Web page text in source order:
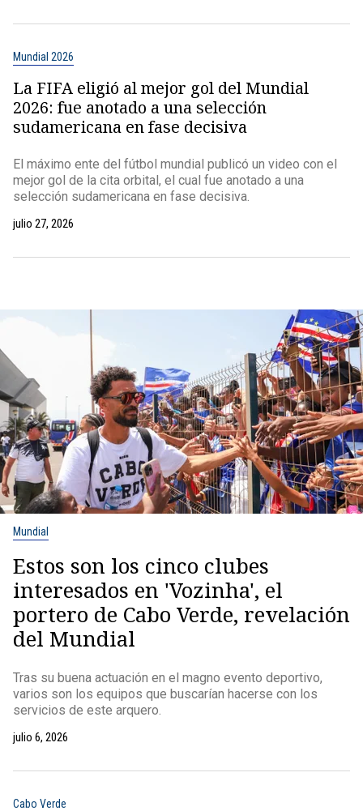
Mundial 2026
La FIFA eligió al mejor gol del Mundial
2026: fue anotado a una selección
sudamericana en fase decisiva
El máximo ente del fútbol mundial publicó un video con el
mejor gol de la cita orbital, el cual fue anotado a una
selección sudamericana en fase decisiva.
julio 27, 2026
Mundial
Estos son los cinco clubes
interesados en 'Vozinha', el
portero de Cabo Verde, revelación
del Mundial
Tras su buena actuación en el magno evento deportivo,
varios son los equipos que buscarían hacerse con los
servicios de este arquero.
julio 6, 2026
Cabo Verde